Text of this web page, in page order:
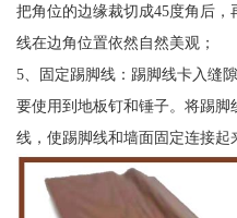
把角位的边缘裁切成45度角后
线在边角位置依然自然美观；
5、固定踢脚线：踢脚线卡入缝
要使用到地板钉和锤子。将踢
线，使踢脚线和墙面固定连接起